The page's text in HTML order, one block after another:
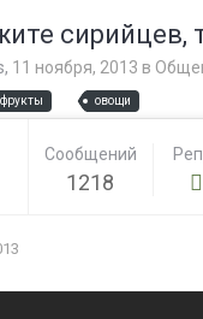
сирийцев,
, 11 ноября, 2013 в
фрукты овощи
Сообщений
1218